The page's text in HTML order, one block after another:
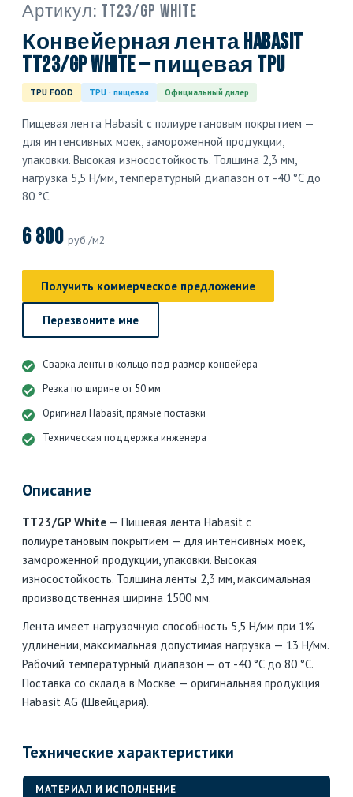
Артикул: TT23/GP White
Конвейерная лента Habasit
TT23/GP White — пищевая TPU
TPU FOOD TPU · пищевая Официальный дилер
Пищевая лента Habasit с полиуретановым покрытием —
для интенсивных моек, замороженной продукции,
упаковки. Высокая износостойкость. Толщина 2,3 мм,
нагрузка 5,5 Н/мм, температурный диапазон от -40 °C до
80 °C.
6 800 руб./м2
Получить коммерческое предложение
Перезвоните мне
Сварка ленты в кольцо под размер конвейера
Резка по ширине от 50 мм
Оригинал Habasit, прямые поставки
Техническая поддержка инженера
Описание
TT23/GP White — Пищевая лента Habasit с
полиуретановым покрытием — для интенсивных моек,
замороженной продукции, упаковки. Высокая
износостойкость. Толщина ленты 2,3 мм, максимальная
производственная ширина 1500 мм.
Лента имеет нагрузочную способность 5,5 Н/мм при 1%
удлинении, максимальная допустимая нагрузка — 13 Н/мм.
Рабочий температурный диапазон — от -40 °C до 80 °C.
Поставка со склада в Москве — оригинальная продукция
Habasit AG (Швейцария).
Технические характеристики
МАТЕРИАЛ И ИСПОЛНЕНИЕ